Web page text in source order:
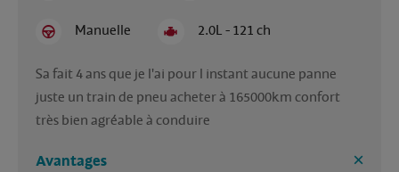
Manuelle 2.0L - 121 ch
Sa fait 4 ans que je l'ai pour l instant aucune panne
juste un train de pneu acheter à 165000km confort
très bien agréable à conduire
Avantages